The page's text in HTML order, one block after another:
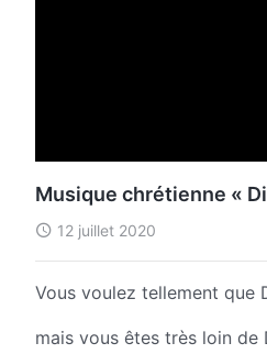
Musique chrétienne «
12 juillet 2020
Vous voulez tellement que
mais vous êtes très loin de